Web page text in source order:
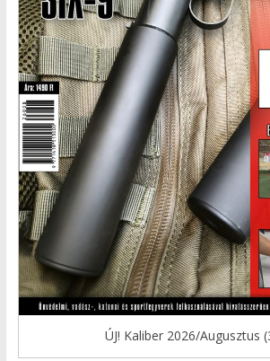
ÚJ! Kaliber 2026/Augusztus